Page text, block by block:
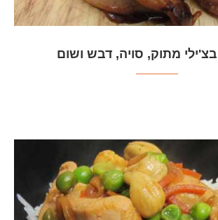
בצ'ילי מתוק, סויה, דבש ושום